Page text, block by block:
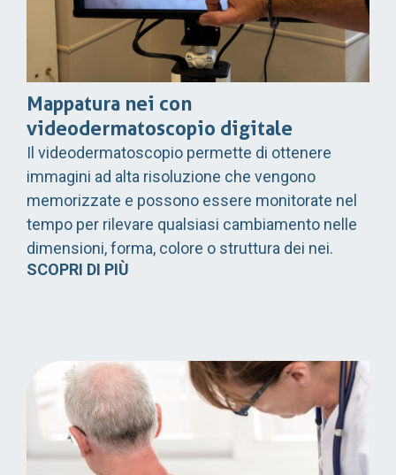
Mappatura nei con
videodermatoscopio digitale
Il videodermatoscopio permette di ottenere
immagini ad alta risoluzione che vengono
memorizzate e possono essere monitorate nel
tempo per rilevare qualsiasi cambiamento nelle
dimensioni, forma, colore o struttura dei nei.
SCOPRI DI PIÙ